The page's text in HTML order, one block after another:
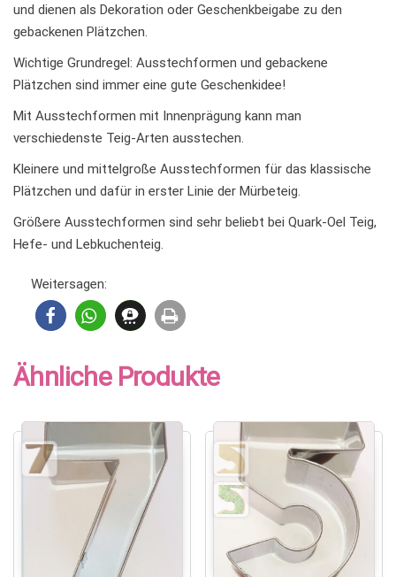
und dienen als Dekoration oder Geschenkbeigabe zu den
gebackenen Plätzchen.
Wichtige Grundregel: Ausstechformen und gebackene
Plätzchen sind immer eine gute Geschenkidee!
Mit Ausstechformen mit Innenprägung kann man
verschiedenste Teig-Arten ausstechen.
Kleinere und mittelgroße Ausstechformen für das klassische
Plätzchen und dafür in erster Linie der Mürbeteig.
Größere Ausstechformen sind sehr beliebt bei Quark-Oel Teig,
Hefe- und Lebkuchenteig.
Weitersagen:
Ähnliche Produkte